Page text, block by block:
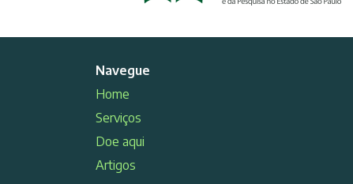
Navegue
Home
Serviços
Doe aqui
Artigos